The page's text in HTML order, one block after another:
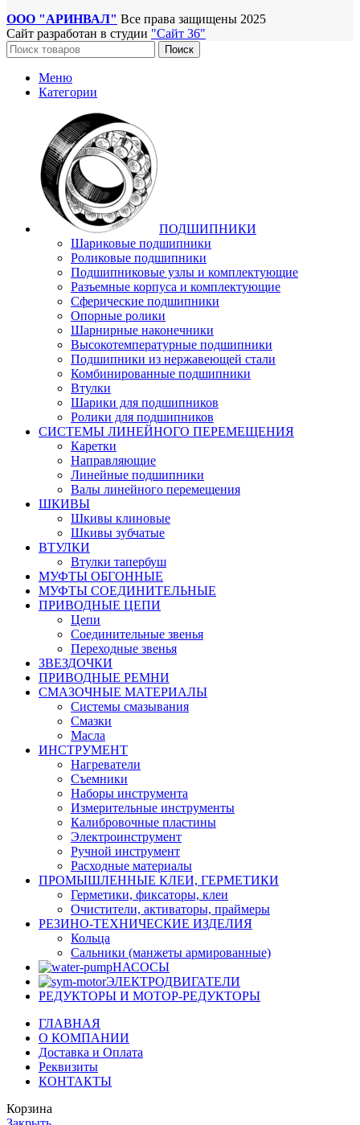
ООО "АРИНВАЛ" Все права защищены 2025
Сайт разработан в студии "Сайт 36"
Поиск
Меню
Категории
ПОДШИПНИКИ
Шариковые подшипники
Роликовые подшипники
Подшипниковые узлы и комплектующие
Разъемные корпуса и комплектующие
Сферические подшипники
Опорные ролики
Шарнирные наконечники
Высокотемпературные подшипники
Подшипники из нержавеющей стали
Комбинированные подшипники
Втулки
Шарики для подшипников
Ролики для подшипников
СИСТЕМЫ ЛИНЕЙНОГО ПЕРЕМЕЩЕНИЯ
Каретки
Направляющие
Линейные подшипники
Валы линейного перемещения
ШКИВЫ
Шкивы клиновые
Шкивы зубчатые
ВТУЛКИ
Втулки тапербуш
МУФТЫ ОБГОННЫЕ
МУФТЫ СОЕДИНИТЕЛЬНЫЕ
ПРИВОДНЫЕ ЦЕПИ
Цепи
Соединительные звенья
Переходные звенья
ЗВЕЗДОЧКИ
ПРИВОДНЫЕ РЕМНИ
СМАЗОЧНЫЕ МАТЕРИАЛЫ
Системы смазывания
Смазки
Масла
ИНСТРУМЕНТ
Нагреватели
Съемники
Наборы инструмента
Измерительные инструменты
Калибровочные пластины
Электроинструмент
Ручной инструмент
Расходные материалы
ПРОМЫШЛЕННЫЕ КЛЕИ, ГЕРМЕТИКИ
Герметики, фиксаторы, клеи
Очистители, активаторы, праймеры
РЕЗИНО-ТЕХНИЧЕСКИЕ ИЗДЕЛИЯ
Кольца
Сальники (манжеты армированные)
НАСОСЫ
ЭЛЕКТРОДВИГАТЕЛИ
РЕДУКТОРЫ И МОТОР-РЕДУКТОРЫ
ГЛАВНАЯ
О КОМПАНИИ
Доставка и Оплата
Реквизиты
КОНТАКТЫ
Корзина